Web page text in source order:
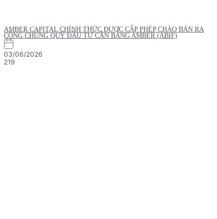
AMBER CAPITAL CHÍNH THỨC ĐƯỢC CẤP PHÉP CHÀO BÁN RA
CÔNG CHÚNG QUỸ ĐẦU TƯ CÂN BẰNG AMBER (ABIF)
03/06/2026
219